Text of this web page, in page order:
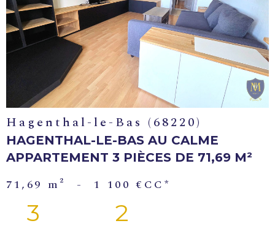
BIEN
Hagenthal-le-Bas (68220)
HAGENTHAL-LE-BAS AU CALME
APPARTEMENT 3 PIÈCES DE 71,69 M²
71,69 m² - 1 100 € CC*
3 2